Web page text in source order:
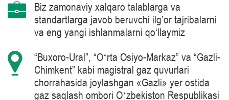
Biz zamonaviy xalqaro talablarga va
standartlarga javob beruvchi ilg’or tajribalarni
va eng yangi ishlanmalarni qo‘llaymiz
“Buxoro-Ural”, “Oʻrta Osiyo-Markaz” va “Gazli-
Chimkent” kabi magistral gaz quvurlari
chorrahasida joylashgan «Gazli» yer ostida
gaz saqlash ombori Oʻzbekiston Respublikasi